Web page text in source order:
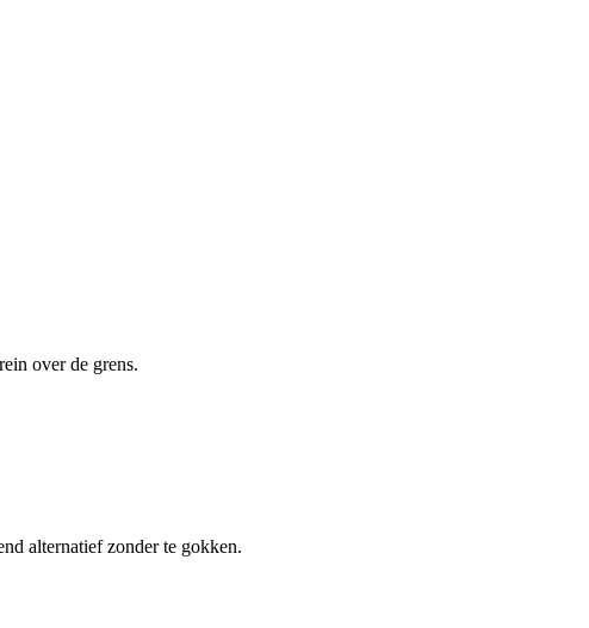
over de grens.
alternatief zonder te gokken.